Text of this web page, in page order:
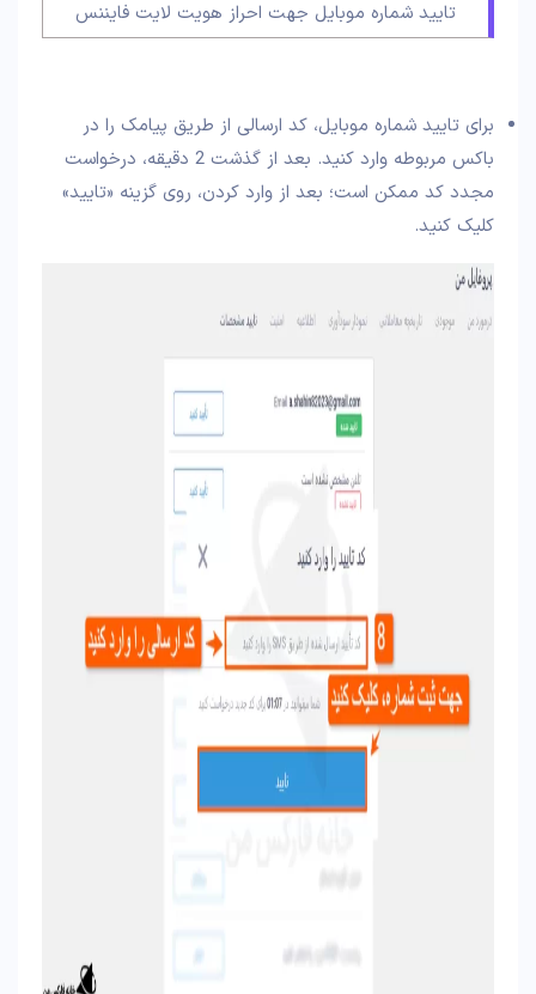
تایید شماره موبایل جهت احراز هویت لایت فایننس
برای تایید شماره موبایل، کد ارسالی از طریق پیامک را در
باکس مربوطه وارد کنید. بعد از گذشت 2 دقیقه، درخواست
مجدد کد ممکن است؛ بعد از وارد کردن، روی گزینه «تایید»
کلیک کنید.